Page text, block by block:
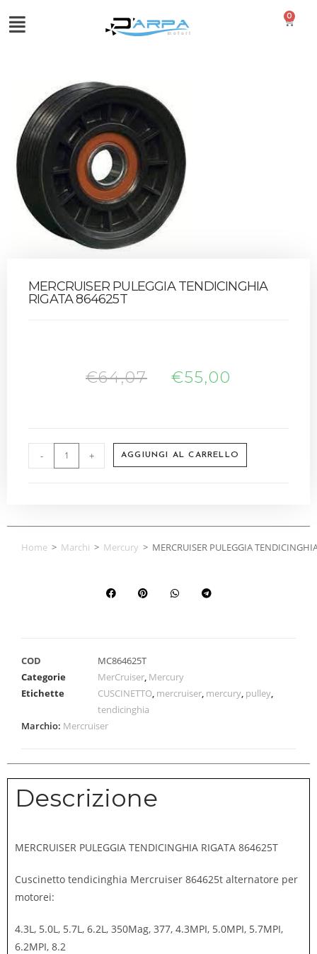
0
MERCRUISER PULEGGIA TENDICINGHIA
RIGATA 864625T
€64,07 €55,00
- + AGGIUNGI AL CARRELLO
Home > Marchi > Mercury > MERCRUISER PULEGGIA
COD
MC864625T
Categorie
MerCruiser Mercury
Etichette
CUSCINETTO mercruiser mercury pulley
tendicinghia
Marchio: Mercruiser
Descrizione
MERCRUISER PULEGGIA TENDICINGHIA RIGATA 864625T
Cuscinetto tendicinghia Mercruiser 864625t alternatore per
motorei:
4.3L, 5.0L, 5.7L, 6.2L, 350Mag, 377, 4.3MPI, 5.0MPI, 5.7MPI,
6.2MPI, 8.2